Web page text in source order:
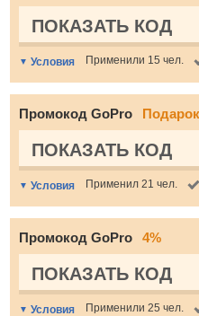
ПОКАЗАТЬ КОД
Условия Применили 15 чел.
Промокод GoPro Подарок
ПОКАЗАТЬ КОД
Условия Применил 21 чел.
Промокод GoPro 4%
ПОКАЗАТЬ КОД
Условия Применили 25 чел.